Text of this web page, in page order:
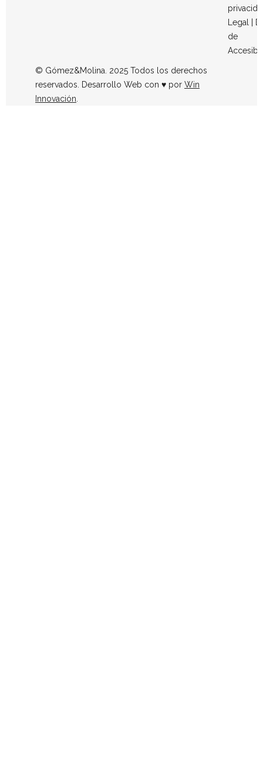
Legal
de
© Gómez&Molina. 2025 Todos los derechos
reservados. Desarrollo Web con ♥ por Win
Innovación.